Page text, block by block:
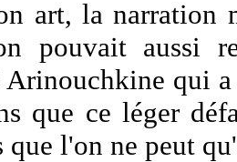
art, la narration
pouvait aussi
qui
que ce léger
que l'on ne peut